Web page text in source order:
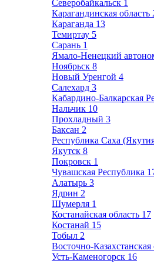
Северобайкальск 1
Карагандинская область
Караганда 13
Темиртау 5
Сарань 1
Ямало-Ненецкий
Ноябрьск 8
Новый Уренгой 4
Салехард 3
Кабардино-Балкарская
Нальчик 10
Прохладный 3
Баксан 2
Республика Саха
Якутск 8
Покровск 1
Чувашская Республика
Алатырь 3
Ядрин 2
Шумерля 1
Костанайская область 17
Костанай 15
Тобыл 2
Восточно-Казахстанская
Усть-Каменогорск 16